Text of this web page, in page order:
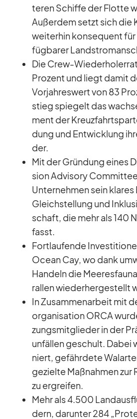
te­ren Schiffe der Flotte
Au­ßer­dem setzt sich die
wei­ter­hin kon­se­quent
füg­ba­rer
Die Crew-
Pro­zent und liegt da­mit
Vor­jah­res­wert von 83
stieg spie­gelt das
ment der
dung und Ent­wick­lung
der.
Mit der Grün­dung ei­nes
sion Ad­vi­sory
Un­ter­neh­men sein kla­res
Gleich­stel­lung und
schaft, die mehr als 140
fasst.
Fort­lau­fende
Ocean Cay, wo dank
Han­deln die
ral­len wie­der­her­ge­stellt
In Zu­sam­men­ar­beit mit
or­ga­ni­sa­tion ORCA
zungs­mit­glie­der in der
un­fäl­len ge­schult. Da­bei
niert, ge­fähr­dete
ge­zielte Maß­nah­men zur
zu er­grei­fen.
Mehr als 4.500
dern, dar­un­ter 284